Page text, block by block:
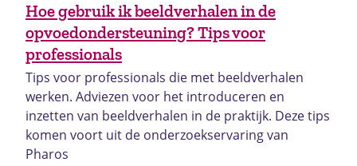
Hoe gebruik ik beeldverhalen in de
opvoedondersteuning? Tips voor
professionals
Tips voor professionals die met beeldverhalen
werken. Adviezen voor het introduceren en
inzetten van beeldverhalen in de praktijk. Deze tips
komen voort uit de onderzoekservaring van
Pharos